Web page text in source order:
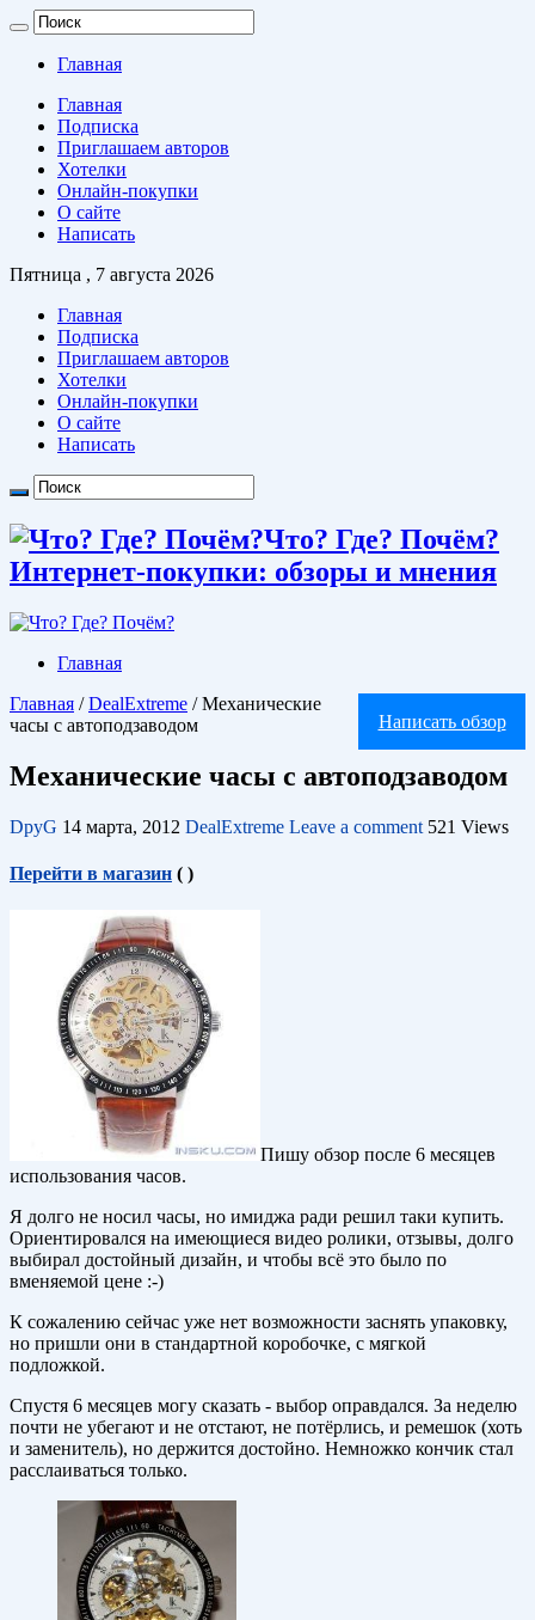
Главная
Главная
Подписка
Приглашаем авторов
Хотелки
Онлайн-покупки
О сайте
Написать
Пятница , 7 августа 2026
Главная
Подписка
Приглашаем авторов
Хотелки
Онлайн-покупки
О сайте
Написать
Что? Где? Почём?
Интернет-покупки: обзоры и мнения
Главная
Написать обзор
Главная / DealExtreme / Механические
часы с автоподзаводом
Механические часы с автоподзаводом
DpyG 14 марта, 2012 DealExtreme Leave a comment 521 Views
Перейти в магазин ( )
Пишу обзор после 6 месяцев
использования часов.
Я долго не носил часы, но имиджа ради решил таки купить.
Ориентировался на имеющиеся видео ролики, отзывы, долго
выбирал достойный дизайн, и чтобы всё это было по
вменяемой цене :-)
К сожалению сейчас уже нет возможности заснять упаковку,
но пришли они в стандартной коробочке, с мягкой
подложкой.
Спустя 6 месяцев могу сказать - выбор оправдался. За неделю
почти не убегают и не отстают, не потёрлись, и ремешок (хоть
и заменитель), но держится достойно. Немножко кончик стал
расслаиваться только.